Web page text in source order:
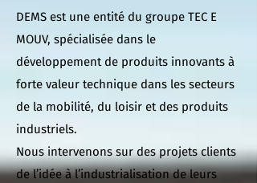
DEMS est une entité du groupe TEC E
MOUV, spécialisée dans le
développement de produits innovants à
forte valeur technique dans les secteurs
de la mobilité, du loisir et des produits
industriels.
Nous intervenons sur des projets clients
de l’idée à l’industrialisation de leurs